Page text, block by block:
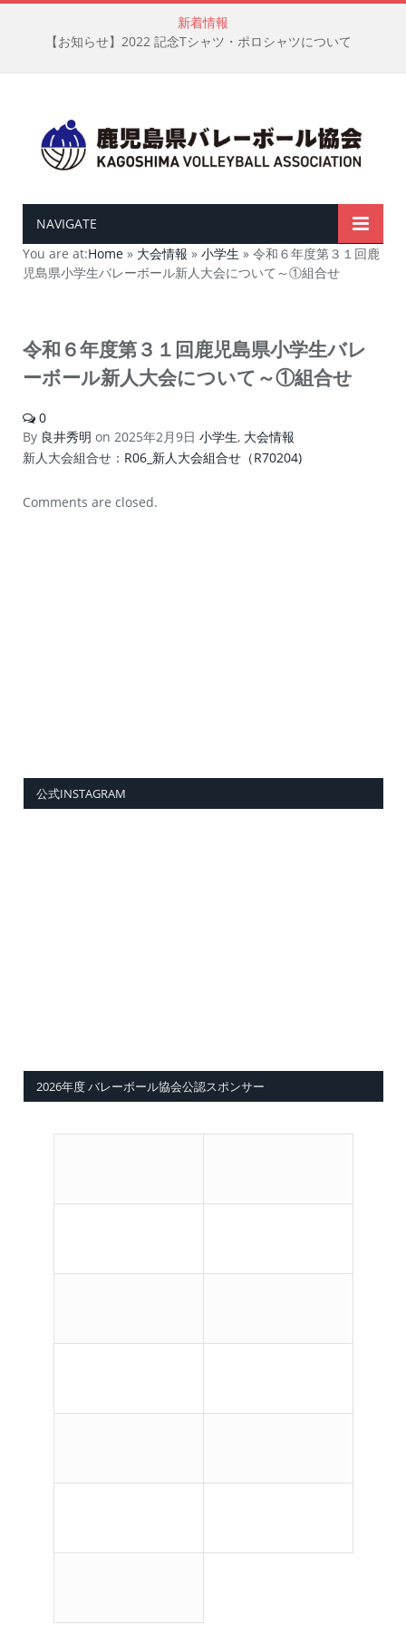
新着情報
【お知らせ】2022 記念Tシャツ・ポロシャツについて
NAVIGATE
You are at:Home » 大会情報 » 小学生 » 令和６年度第３１回鹿
児島県小学生バレーボール新人大会について～①組合せ
令和６年度第３１回鹿児島県小学生バレ
ーボール新人大会について～①組合せ
0
By 良井秀明 on 2025年2月9日 小学生, 大会情報
新人大会組合せ： R06_新人大会組合せ（R70204)
Comments are closed.
公式INSTAGRAM
2026年度 バレーボール協会公認スポンサー